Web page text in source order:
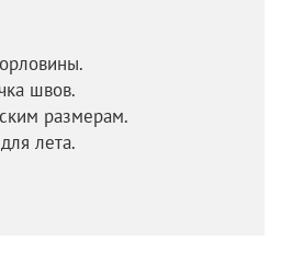
швов.
размерам.
лета.